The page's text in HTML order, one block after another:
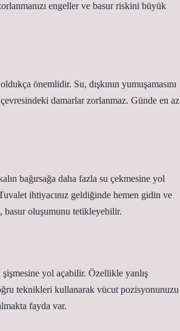
engeller ve basur riskini büyük
önemlidir. Su, dışkının yumuşamasını
damarlar zorlanmaz. Günde en az
bağırsağa daha fazla su çekmesine yol
ihtiyacınız geldiğinde hemen gidin ve
basur oluşumunu tetikleyebilir.
şişmesine yol açabilir. Özellikle yanlış
teknikleri kullanarak vücut pozisyonunuzu
fayda var.